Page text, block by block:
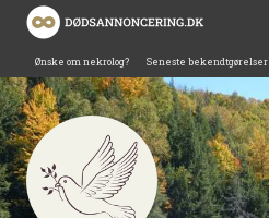
Ønske om nekrolog? Seneste bekendtgørelser